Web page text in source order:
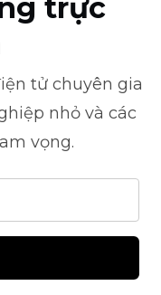
trực
tử chuyên gia
nhỏ và các
vọng.